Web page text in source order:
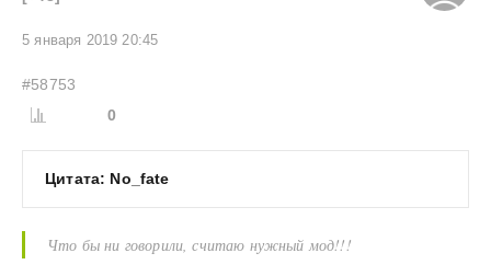
5 января 2019 20:45
#58753
0
Цитата: No_fate
Что бы ни говорили, считаю нужный мод!!!